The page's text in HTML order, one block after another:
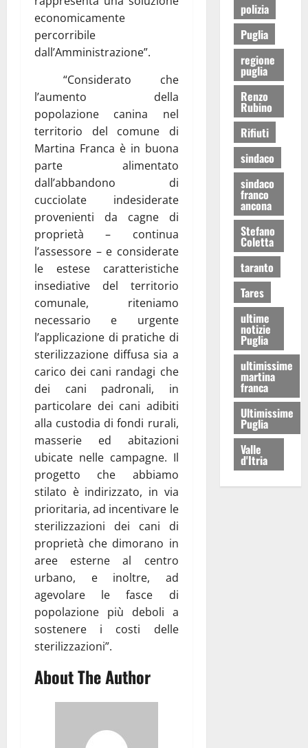
economicamente
percorribile
dall’Amministrazione”.
“Considerato che
l’aumento della
popolazione canina nel
territorio del comune di
Martina Franca è in buona
parte alimentato
dall’abbandono di
cucciolate indesiderate
provenienti da cagne di
proprietà – continua
l’assessore – e considerate
le estese caratteristiche
insediative del territorio
comunale, riteniamo
necessario e urgente
l’applicazione di pratiche di
sterilizzazione diffusa sia a
carico dei cani randagi che
dei cani padronali, in
particolare dei cani adibiti
alla custodia di fondi rurali,
masserie ed abitazioni
ubicate nelle campagne. Il
progetto che abbiamo
stilato è indirizzato, in via
prioritaria, ad incentivare le
sterilizzazioni dei cani di
proprietà che dimorano in
aree esterne al centro
urbano, e inoltre, ad
agevolare le fasce di
popolazione più deboli a
sostenere i costi delle
sterilizzazioni”.
About The Author
polizia
Puglia
regione
puglia
Renzo
Rubino
Rifiuti
sindaco
sindaco
franco
ancona
Stefano
Coletta
taranto
Tares
ultime
notizie
Puglia
ultimissime
martina
franca
Ultimissime
Puglia
Valle
d'Itria